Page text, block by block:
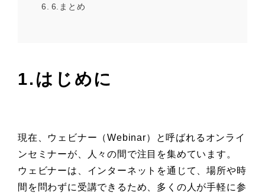
6.まとめ
1.はじめに
現在、ウェビナー（Webinar）と呼ばれるオンライ
ンセミナーが、人々の間で注目を集めています。
ウェビナーは、インターネットを通じて、場所や時
間を問わずに受講できるため、多くの人が手軽に参